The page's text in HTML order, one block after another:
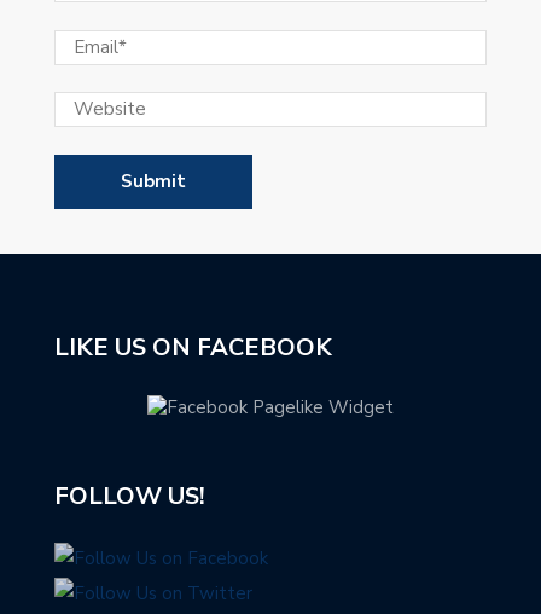
LIKE US ON FACEBOOK
FOLLOW US!